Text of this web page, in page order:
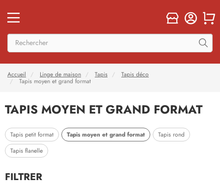
Accueil Linge de maison Tapis
Tapis déco
Tapis moyen et grand format
TAPIS MOYEN ET GRAND FORMAT
Tapis petit format Tapis moyen et grand format Tapis rond
Tapis flanelle
FILTRER